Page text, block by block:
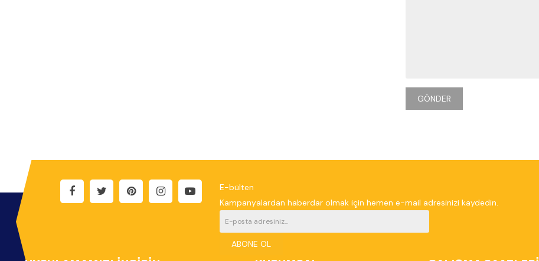
GÖNDER
E-bülten
Kampanyalardan haberdar olmak için hemen e-mail adresinizi kaydedin.
ABONE OL